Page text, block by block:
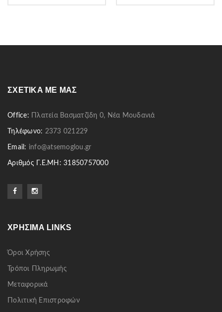
ΣΧΕΤΙΚΆ ΜΕ ΜΑΣ
Office: Πλατεία Βασματζίδη 0, Νέα Μουδανιά
Τηλέφωνο: 2373 021229
Email: info@atsemoglou.gr
Αριθμός Γ.Ε.ΜΗ: 31850757000
ΧΡΉΣΙΜΑ LINKS
Όροι Χρήσης
Τρόποι Πληρωμής
Μεταφορικά
Πολιτική Επιστροφών